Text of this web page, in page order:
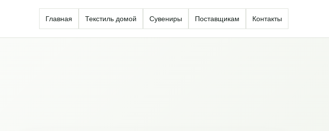
Главная Текстиль домой Сувениры Поставщикам Контакты